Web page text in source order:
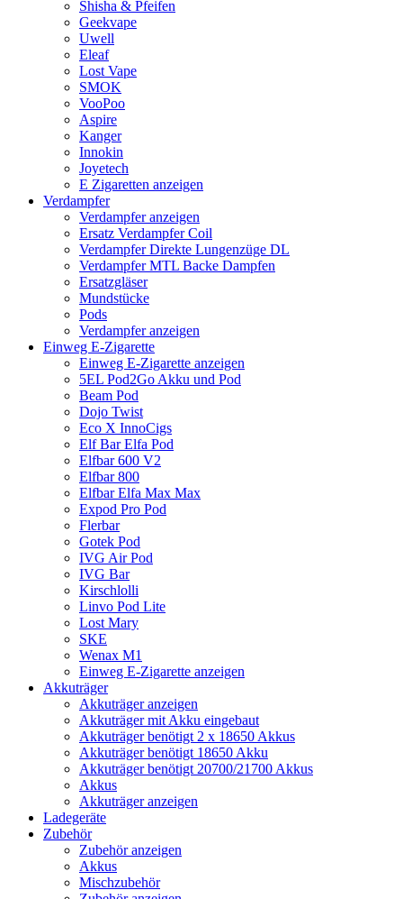
Shisha & Pfeifen
Geekvape
Uwell
Eleaf
Lost Vape
SMOK
VooPoo
Aspire
Kanger
Innokin
Joyetech
E Zigaretten anzeigen
Verdampfer
Verdampfer anzeigen
Ersatz Verdampfer Coil
Verdampfer Direkte Lungenzüge DL
Verdampfer MTL Backe Dampfen
Ersatzgläser
Mundstücke
Pods
Verdampfer anzeigen
Einweg E-Zigarette
Einweg E-Zigarette anzeigen
5EL Pod2Go Akku und Pod
Beam Pod
Dojo Twist
Eco X InnoCigs
Elf Bar Elfa Pod
Elfbar 600 V2
Elfbar 800
Elfbar Elfa Max Max
Expod Pro Pod
Flerbar
Gotek Pod
IVG Air Pod
IVG Bar
Kirschlolli
Linvo Pod Lite
Lost Mary
SKE
Wenax M1
Einweg E-Zigarette anzeigen
Akkuträger
Akkuträger anzeigen
Akkuträger mit Akku eingebaut
Akkuträger benötigt 2 x 18650 Akkus
Akkuträger benötigt 18650 Akku
Akkuträger benötigt 20700/21700 Akkus
Akkus
Akkuträger anzeigen
Ladegeräte
Zubehör
Zubehör anzeigen
Akkus
Mischzubehör